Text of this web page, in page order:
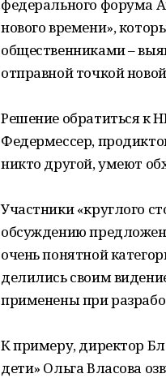
федерального форума
нового времени»,
общественниками –
отправной точкой
Решение обратиться к
Федермессер,
никто другой, умеют
Участники «круглого
обсуждению
очень понятной
делились своим
применены при
К примеру, директор
дети» Ольга Власова